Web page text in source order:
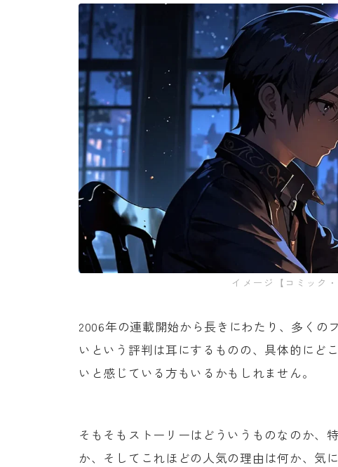
イメージ【コミック・
2006年の連載開始から長きにわたり、多くの
いという評判は耳にするものの、具体的にど
いと感じている方もいるかもしれません。
そもそもストーリーはどういうものなのか、
か、そしてこれほどの人気の理由は何か、気